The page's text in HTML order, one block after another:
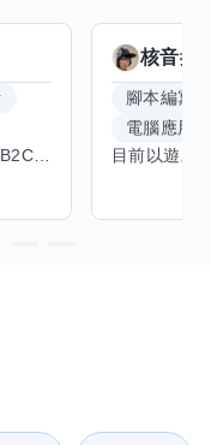
核音擅
腳本編寫
電腦應用